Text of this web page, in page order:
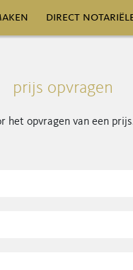
direct
prijs opvragen
het opvragen van een